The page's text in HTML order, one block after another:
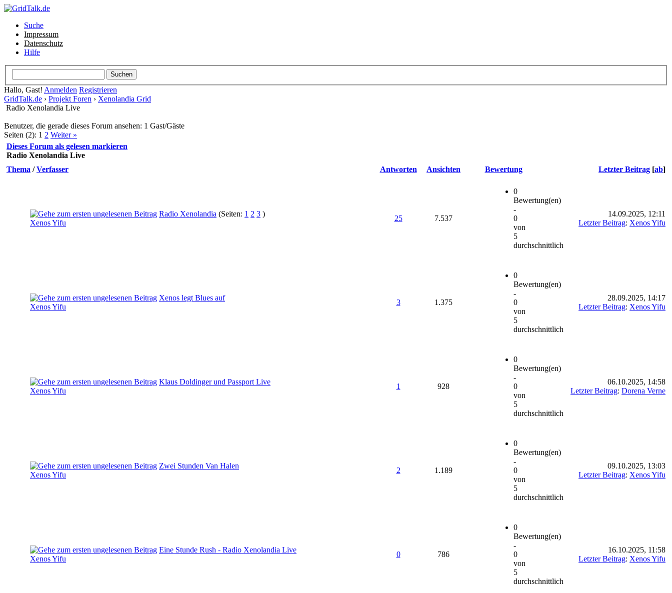
Suche
Impressum
Datenschutz
Hilfe
Hallo, Gast! Anmelden Registrieren
GridTalk.de › Projekt Foren › Xenolandia Grid
Radio Xenolandia Live
Benutzer, die gerade dieses Forum ansehen: 1 Gast/Gäste
Seiten (2): 1 2 Weiter »
Dieses Forum als gelesen markieren
Radio Xenolandia Live
Thema /Verfasser Antworten Ansichten Bewertung Letzter Beitrag [ab]
Radio Xenolandia (Seiten: 1 2 3 )
Xenos Yifu
25 7.537
0
Bewertung(en)
-
0
von
5
durchschnittlich
14.09.2025, 12:11
Letzter Beitrag: Xenos Yifu
Xenos legt Blues auf
Xenos Yifu
3 1.375
0
Bewertung(en)
-
0
von
5
durchschnittlich
28.09.2025, 14:17
Letzter Beitrag: Xenos Yifu
Klaus Doldinger und Passport Live
Xenos Yifu
1 928
0
Bewertung(en)
-
0
von
5
durchschnittlich
06.10.2025, 14:58
Letzter Beitrag: Dorena Verne
Zwei Stunden Van Halen
Xenos Yifu
2 1.189
0
Bewertung(en)
-
0
von
5
durchschnittlich
09.10.2025, 13:03
Letzter Beitrag: Xenos Yifu
Eine Stunde Rush - Radio Xenolandia Live
Xenos Yifu
0 786
0
Bewertung(en)
-
0
von
5
durchschnittlich
16.10.2025, 11:58
Letzter Beitrag: Xenos Yifu